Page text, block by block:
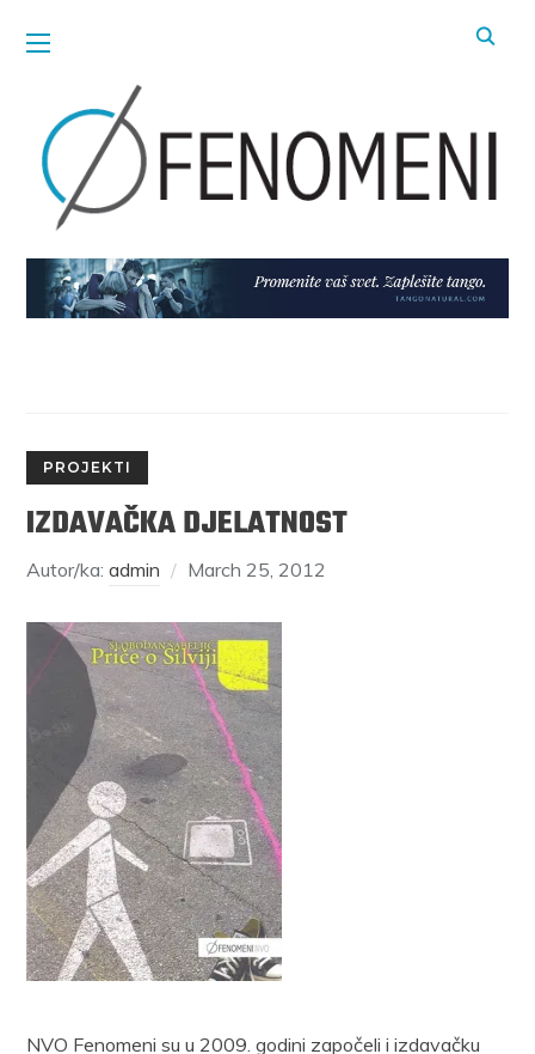
PROJEKTI
IZDAVAČKA DJELATNOST
Autor/ka:admin March 25, 2012
NVO Fenomeni su u 2009. godini započeli i izdavačku